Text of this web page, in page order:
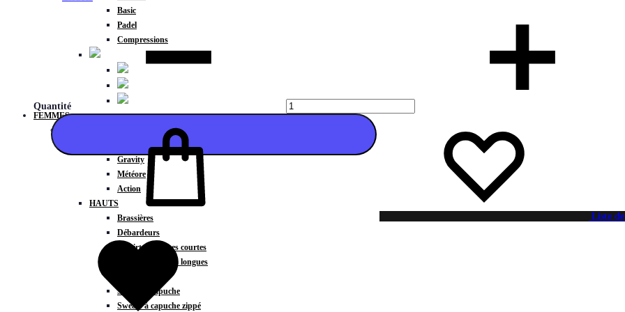
Basic
Padel
Compressions
FEMMES
Gravity
Météore
Action
HAUTS
Brassières
Débardeurs
T-shirts manches courtes
T-shirts manches longues
Sweats à capuche
Sweats à capuche zippé
Quantité
Liste